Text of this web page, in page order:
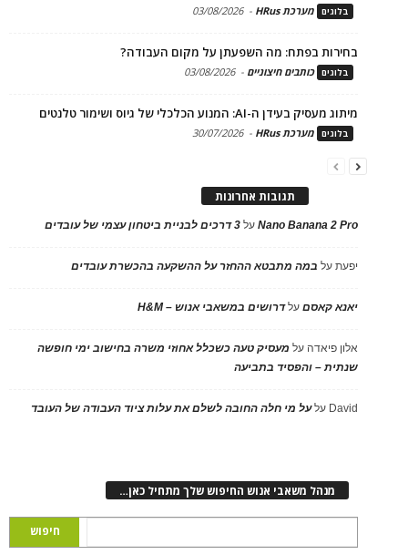
בלוגים מערכת HRus -
03/08/2026
בחירות בפתח: מה השפעתן על מקום העבודה?
בלוגים כותבים חיצוניים -
03/08/2026
מיתוג מעסיק בעידן ה-AI: המנוע הכלכלי של גיוס ושימור טלנטים
בלוגים מערכת HRus -
30/07/2026
תגובות אחרונות
Nano Banana 2 Proעל 3 דרכים לבניית ביטחון עצמי של עובדים
יפעתעל במה מתבטא ההחזר על ההשקעה בהכשרת עובדים
יאנא קאסםעלדרושים במשאבי אנוש – H&M
אלון פיאדה על מעסיק טעה כשכלל אחוזי משרה בחישוב ימי חופשה
שנתית – והפסיד בתביעה
David עלעל מי חלה החובה לשלם את עלות ציוד העבודה של העובד
מנהל משאבי אנוש החיפוש שלך מתחיל כאן…